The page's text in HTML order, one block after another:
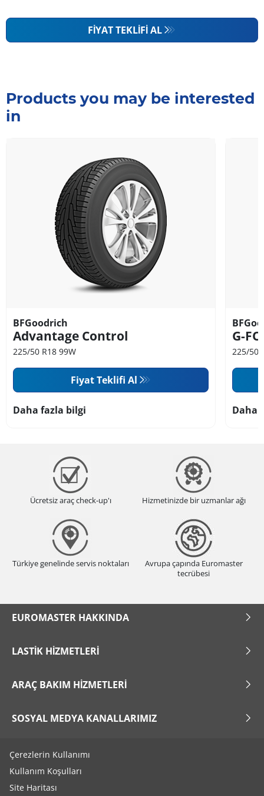
FIYAT TEKLIFI AL
Products you may be interested
in
BFGoodrich
Advantage Control
225/50 R18 99W
Fiyat Teklifi Al
Daha fazla bilgi
G-
225/50
Daha
Ücretsiz araç check-up'ı Hizmetinizde bir uzmanlar ağı
Türkiye genelinde servis noktaları
Avrupa çapında Euromaster
tecrübesi
EUROMASTER HAKKINDA
LASTIK HIZMETLERI
ARAÇ BAKIM HIZMETLERI
SOSYAL MEDYA KANALLARIMIZ
Çerezlerin Kullanımı
Kullanım Koşulları
Site Haritası